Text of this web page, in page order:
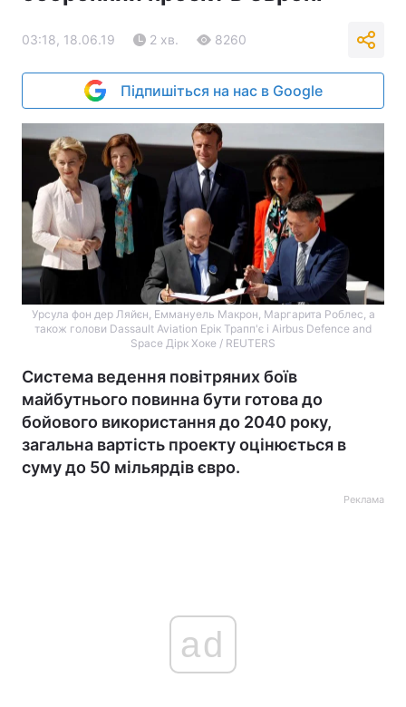
03:18, 18.06.19 2 хв. 8260
Підпишіться на нас в Google
Урсула фон дер Ляйєн, Еммануель Макрон, Маргарита Роблес, а
також голови Dassault Aviation Ерік Трапп'є і Airbus Defence and
Space Дірк Хоке / REUTERS
Система ведення повітряних боїв
майбутнього повинна бути готова до
бойового використання до 2040 року,
загальна вартість проекту оцінюється в
суму до 50 мільярдів євро.
Реклама
ad